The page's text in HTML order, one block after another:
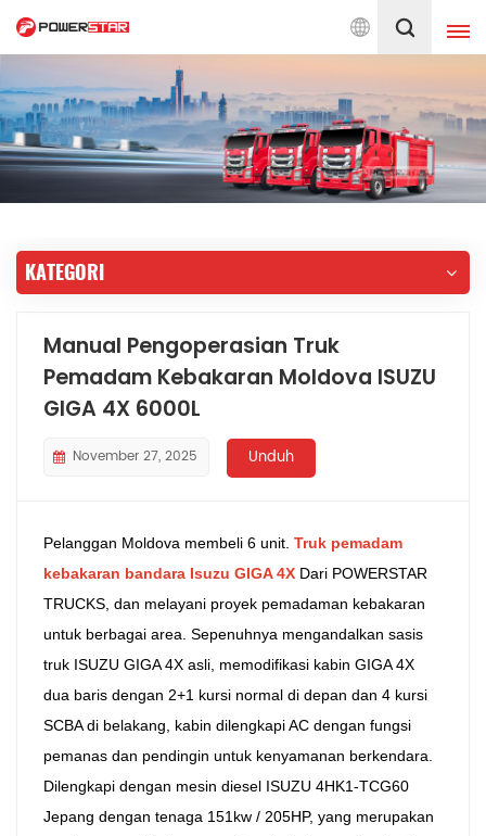
Berkomitmen pada
Indonesia
English français
Deutsch русский
한국의 Türkçe
Indonesia
Filipino မြန်မာ
KATEGORI
Manual Pengoperasian Truk
Pemadam Kebakaran Moldova ISUZU
GIGA 4X 6000L
November 27, 2025 Unduh
Pelanggan Moldova membeli 6 unit. Truk pemadam
kebakaran bandara Isuzu GIGA 4X Dari POWERSTAR
TRUCKS, dan melayani proyek pemadaman kebakaran
untuk berbagai area. Sepenuhnya mengandalkan sasis
truk ISUZU GIGA 4X asli, memodifikasi kabin GIGA 4X
dua baris dengan 2+1 kursi normal di depan dan 4 kursi
SCBA di belakang, kabin dilengkapi AC dengan fungsi
pemanas dan pendingin untuk kenyamanan berkendara.
Dilengkapi dengan mesin diesel ISUZU 4HK1-TCG60
Jepang dengan tenaga 151kw / 205HP, yang merupakan